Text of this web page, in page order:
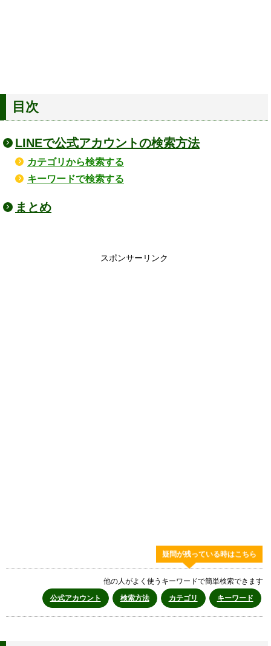
目次
LINEで公式アカウントの検索方法
カテゴリから検索する
キーワードで検索する
まとめ
スポンサーリンク
疑問が残っている時はこちら
他の人がよく使うキーワードで簡単検索できます
公式アカウント
検索方法 カテゴリ キーワード